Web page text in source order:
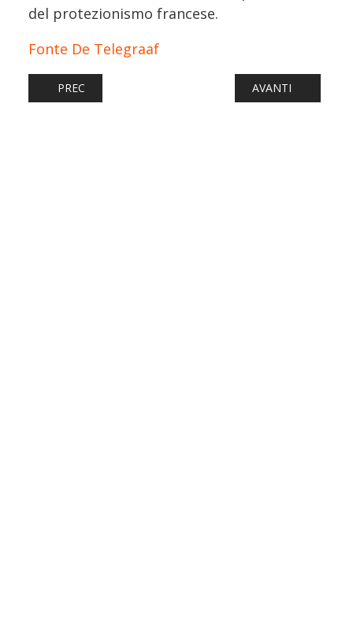
del protezionismo francese.
Fonte De Telegraaf
ARTICOLO PRECEDENTE: FERROVIE: GUASTO SULLA
PREC ARTICOLO
AVANTI